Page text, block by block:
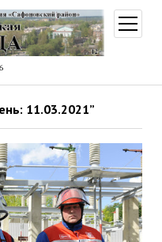
меню
11.03.2021”